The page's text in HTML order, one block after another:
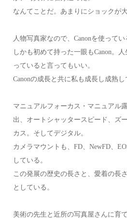
なんてことだ。あまりにショックが大
人物写真家なので、Canonを使ってい
しかも初めて持った一眼もCanon。
っていると言ってもいい。
Canonの成長と共に私も成長し成熟し
マニュアルフォーカス・マニュアル
出、オートシャッタースピード、ズ
カス。そしてデジタル。
カメラマウントも、FD、NewFD、
している。
この発展の歴史の長さと、愛着の長
としている。
美術の先生と近所の写真屋さんに育